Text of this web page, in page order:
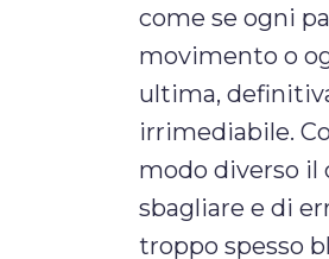
come se ogni
movimento o
ultima,
irrimediabile.
modo diverso il
sbagliare e di
troppo spesso